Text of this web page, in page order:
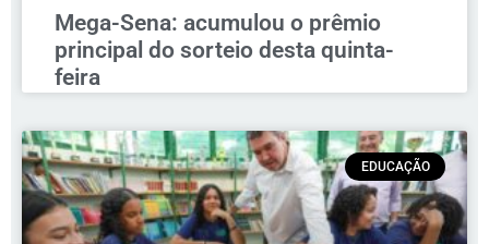
Mega-Sena: acumulou o prêmio
principal do sorteio desta quinta-
feira
EDUCAÇÃO